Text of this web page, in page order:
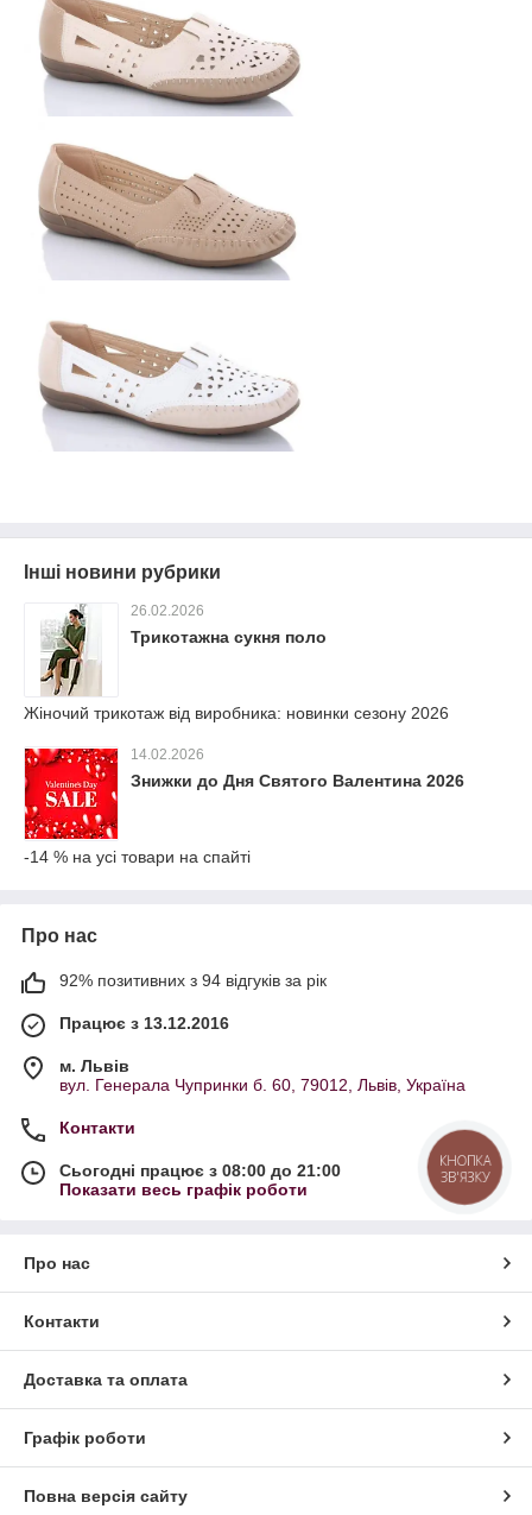
Інші новини рубрики
26.02.2026
Трикотажна сукня поло
Жіночий трикотаж від виробника: новинки сезону 2026
14.02.2026
Знижки до Дня Святого Валентина 2026
-14 % на усі товари на спайті
Про нас
92% позитивних з 94 відгуків за рік
Працює з 13.12.2016
м. Львів
вул. Генерала Чупринки б. 60, 79012, Львів, Україна
Контакти
Сьогодні працює з 08:00 до 21:00
Показати весь графік роботи
Про нас
Контакти
Доставка та оплата
Графік роботи
Повна версія сайту
КНОПКА
ЗВ'ЯЗКУ